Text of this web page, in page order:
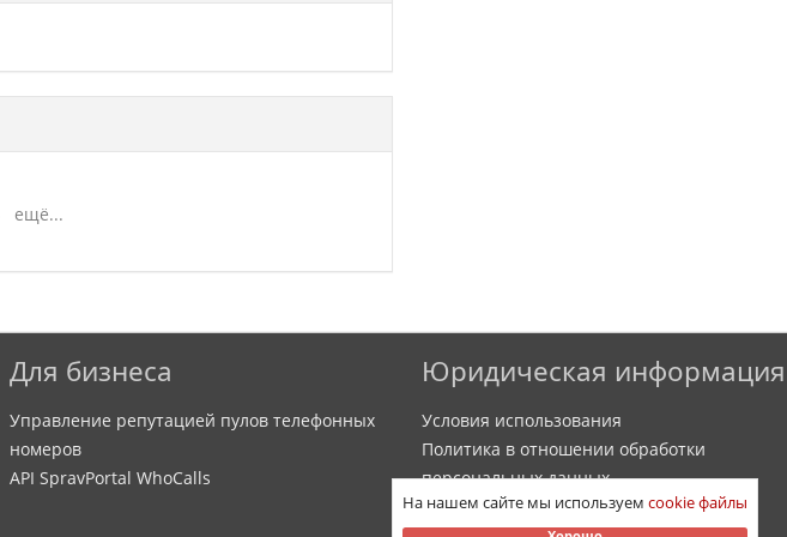
ещё...
Для бизнеса
Управление репутацией пулов телефонных
номеров
API SpravPortal WhoCalls
Юридическая информация
Условия использования
Политика в отношении обработки
персональных данных
Политика обработки файлов cookie
На нашем сайте мы используем cookie файлы